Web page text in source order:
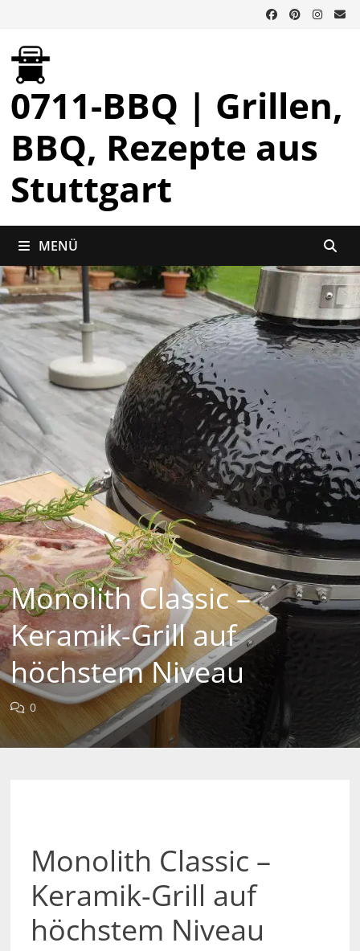
Inhalt
0711-BBQ | Grillen,
BBQ, Rezepte aus
Stuttgart
MENÜ
Monolith Classic –
Keramik-Grill auf
höchstem Niveau
0
Monolith Classic –
Keramik-Grill auf
höchstem Niveau